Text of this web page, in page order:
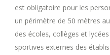
est obligatoire pour les
un périmètre de 50 mètres
des écoles, collèges et
sportives externes des